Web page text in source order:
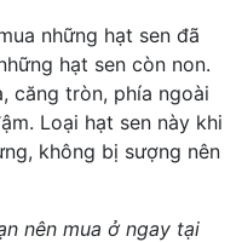
những hạt sen đã
hạt sen còn non.
căng tròn, phía ngoài
Loại hạt sen này khi
không bị sượng nên
nên mua ở ngay tại